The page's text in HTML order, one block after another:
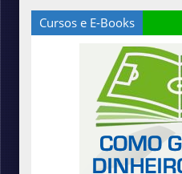
Cursos e E-Books